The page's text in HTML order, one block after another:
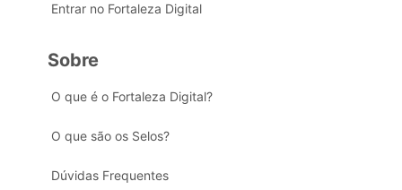
Entrar no Fortaleza Digital
Sobre
O que é o Fortaleza Digital?
O que são os Selos?
Dúvidas Frequentes